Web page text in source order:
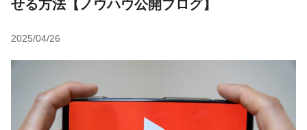
せる方法【ノウハウ公開ブログ】
2025/04/26